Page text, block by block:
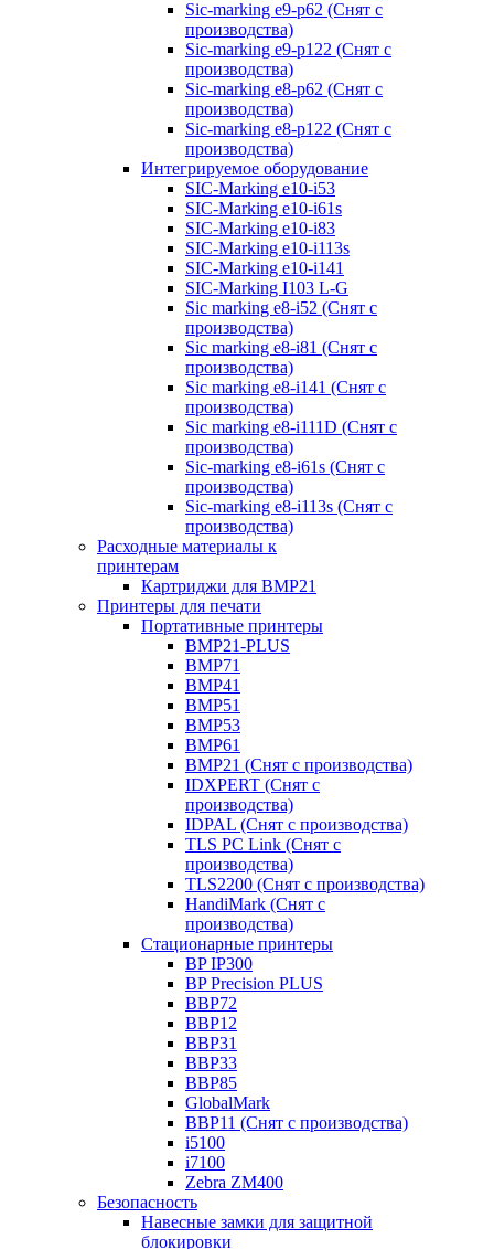
Sic-marking e9-p62 (Снят с
производства)
Sic-marking e9-p122 (Снят с
производства)
Sic-marking e8-p62 (Снят с
производства)
Sic-marking e8-p122 (Снят с
производства)
Интегрируемое оборудование
SIC-Marking e10-i53
SIC-Marking e10-i61s
SIC-Marking e10-i83
SIC-Marking e10-i113s
SIC-Marking e10-i141
SIC-Marking I103 L-G
Sic marking e8-i52 (Снят с
производства)
Sic marking e8-i81 (Снят с
производства)
Sic marking e8-i141 (Снят с
производства)
Sic marking e8-i111D (Снят с
производства)
Sic-marking e8-i61s (Снят с
производства)
Sic-marking e8-i113s (Снят с
производства)
Расходные материалы к
принтерам
Картриджи для BMP21
Принтеры для печати
Портативные принтеры
BMP21-PLUS
BMP71
BMP41
BMP51
BMP53
BMP61
BMP21 (Снят с производства)
IDXPERT (Снят с
производства)
IDPAL (Снят с производства)
TLS PC Link (Снят с
производства)
TLS2200 (Снят с производства)
HandiMark (Снят с
производства)
Стационарные принтеры
BP IP300
BP Precision PLUS
BBP72
BBP12
BBP31
BBP33
BBP85
GlobalMark
BBP11 (Снят с производства)
i5100
i7100
Zebra ZM400
Безопасность
Навесные замки для защитной
блокировки